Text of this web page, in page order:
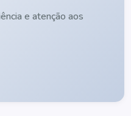
e atenção aos